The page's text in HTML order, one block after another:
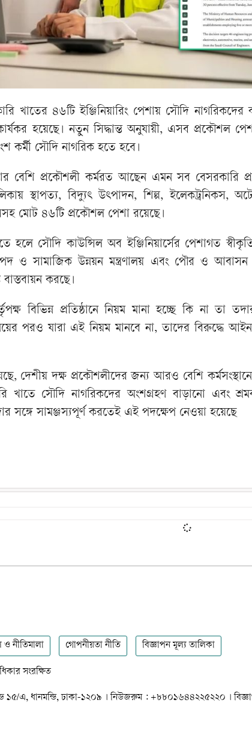
খাতের ৪৬টি ইঞ্জিনিয়ারিং পেশায় সৌদি নাগরিকদের
হয়েছে। নতুন সিদ্ধান্ত অনুযায়ী, এসব প্রকৌশল
কর্মী সৌদি নাগরিক হতে হবে।
বেশি প্রকৌশলী কর্মরত আছেন এমন সব বেসরকারি
স্থাপত্য, বিদ্যুৎ উৎপাদন, শিল্প, ইলেকট্রনিকস,
মোট ৪৬টি প্রকৌশল পেশা রয়েছে।
সৌদি কাউন্সিল অব ইঞ্জিনিয়ার্সের পেশাগত
ও সামাজিক উন্নয়ন মন্ত্রণালয় এবং পৌর ও আবাসন
করছে।
বিভিন্ন প্রতিষ্ঠানে নিয়ম মানা হচ্ছে কি না তা
পরও যারা এই নিয়ম মানবে না, তাদের বিরুদ্ধে
দেশীয় দক্ষ প্রকৌশলীদের জন্য আরও বেশি
খাতে সৌদি নাগরিকদের অংশগ্রহণ বাড়ানো এবং
সঙ্গে সামঞ্জস্যপূর্ণ করতেই এই পদক্ষেপ নেওয়া হয়েছে
ও নীতিমালা গোপনীয়তা নীতি বিজ্ঞাপন মূল্য তালিকা
সংরক্ষিত
১৫/এ, ধানমন্ডি, ঢাকা-১২০৯ । নিউজরুম : +৮৮০১৬৪৪২২৫২২০ ।